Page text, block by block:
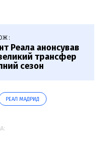
:
Реала анонсував
трансфер
сезон
РЕАЛ МАДРИД